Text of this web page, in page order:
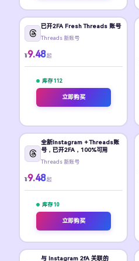
已开2FA Fresh Threads 账号
Threads 新账号
¥9.48 起
库存 112
立即购买
全新Instagram + Threads账
号，已开2FA，100%可用
Threads 新账号
¥9.48 起
库存 10
立即购买
与 Instagram 2fA 关联的